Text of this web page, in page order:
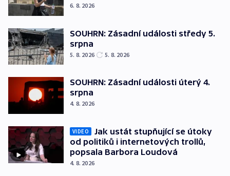
6. 8. 2026
SOUHRN: Zásadní události středy 5.
srpna
5. 8. 2026 5. 8. 2026
SOUHRN: Zásadní události úterý 4.
srpna
4. 8. 2026
VIDEO
Jak ustát stupňující se útoky
od politiků i internetových trollů,
popsala Barbora Loudová
4. 8. 2026